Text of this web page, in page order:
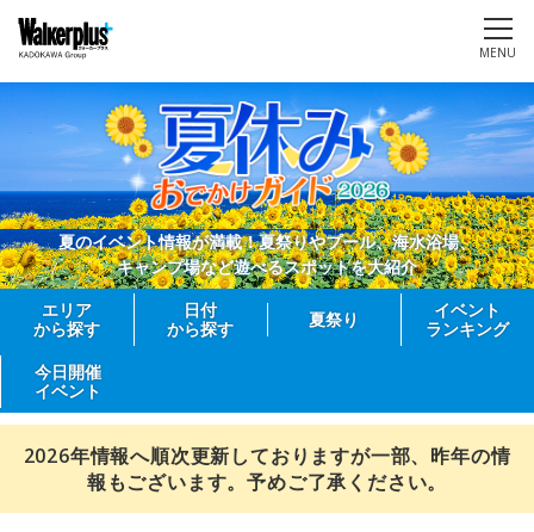
MENU
夏のイベント情報が満載！夏祭りやプール、海水浴場、
キャンプ場など遊べるスポットを大紹介
エリア
から探す
日付
から探す
夏祭り
イベント
ランキング
今日開催
イベント
2026年情報へ順次更新しておりますが一部、昨年の情
報もございます。予めご了承ください。